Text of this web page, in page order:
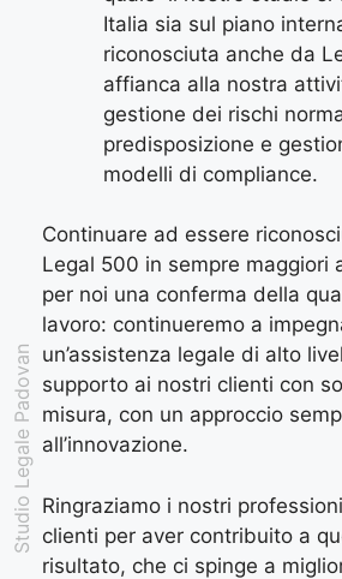
Studio Legale Padovan
Italia sia sul piano
riconosciuta anche da
affianca alla nostra
gestione dei rischi
predisposizione e
modelli di compliance.
Continuare ad essere
Legal 500 in sempre maggiori
per noi una conferma della
lavoro: continueremo a
un’assistenza legale di alto
supporto ai nostri clienti con
misura, con un approccio
all’innovazione.
Ringraziamo i nostri
clienti per aver contribuito a
risultato, che ci spinge a